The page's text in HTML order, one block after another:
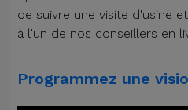
de suivre une visite d'usine
à l'un de nos conseillers en
Programmez une